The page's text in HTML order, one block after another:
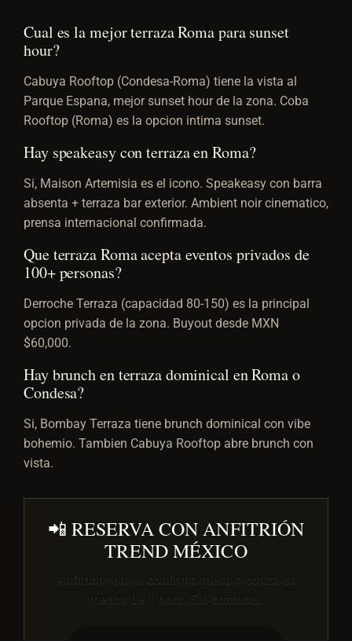
Cual es la mejor terraza Roma para sunset
hour?
Cabuya Rooftop (Condesa-Roma) tiene la vista al
Parque Espana, mejor sunset hour de la zona. Coba
Rooftop (Roma) es la opcion intima sunset.
Hay speakeasy con terraza en Roma?
Si, Maison Artemisia es el icono. Speakeasy con barra
absenta + terraza bar exterior. Ambient noir cinematico,
prensa internacional confirmada.
Que terraza Roma acepta eventos privados de
100+ personas?
Derroche Terraza (capacidad 80-150) es la principal
opcion privada de la zona. Buyout desde MXN
$60,000.
Hay brunch en terraza dominical en Roma o
Condesa?
Si, Bombay Terraza tiene brunch dominical con vibe
bohemio. Tambien Cabuya Rooftop abre brunch con
vista.
📲 RESERVA CON ANFITRIÓN
TREND MÉXICO
Anfitrión real te confirma mesa o cotiza en
menos de 1 hora. Sin chatbots.